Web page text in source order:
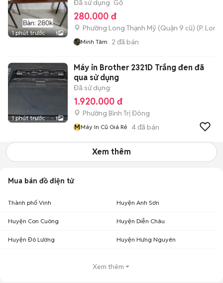
1 phút trước 1
Đã sử dụng Gỗ
280.000 đ
Phường Long Thạnh Mỹ (Quận 9 cũ) (P.
Minh Tâm 2 đã bán
1 phút trước 1
Máy in Brother 2321D Trắng đen đã
qua sử dụng
Đã sử dụng
1.920.000 đ
Phường Bình Trị Đông
MMáy In Cũ Giá Rẻ 4đã bán
Xem thêm
Mua bán đồ điện tử
Thành phố Vinh Huyện Anh Sơn
Huyện Con Cuông Huyện Diễn Châu
Huyện Đô Lương Huyện Hưng Nguyên
Xem thêm